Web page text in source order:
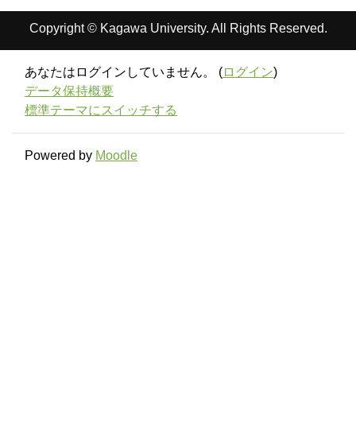
Copyright © Kagawa University. All Rights Reserved.
あなたはログインしていません。 (ログイン)
データ保持概要
標準テーマにスイッチする
Powered by Moodle